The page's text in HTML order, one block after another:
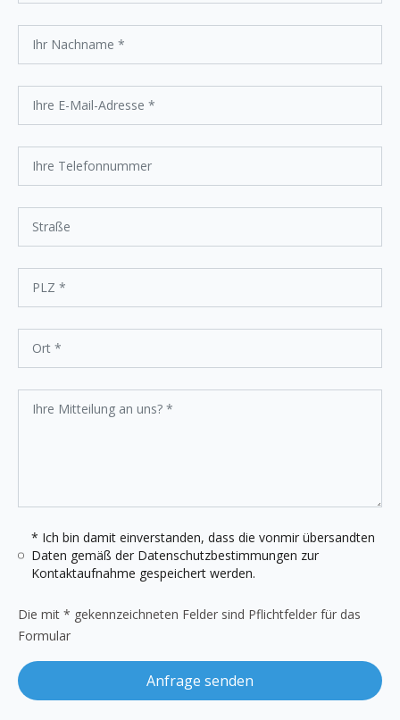
* Ich bin damit einverstanden, dass die vonmir übersandten
Daten gemäß der Datenschutzbestimmungen zur
Kontaktaufnahme gespeichert werden.
Die mit * gekennzeichneten Felder sind Pflichtfelder für das
Formular
Anfrage senden